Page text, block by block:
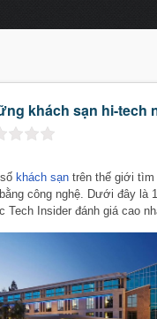
khách sạn hi-tech
khách sạn trên thế giới tìm
công nghệ. Dưới đây là
Tech Insider đánh giá cao